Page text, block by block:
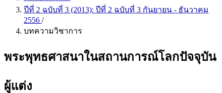
ปีที่ 2 ฉบับที่ 3 (2013): ปีที่ 2 ฉบับที่ 3 กันยายน - ธันวาคม
2556 /
บทความวิชาการ
พระพุทธศาสนาในสถานการณ์โลกปัจจุบัน
ผู้แต่ง